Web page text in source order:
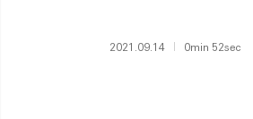
2021.09.14 0min 52sec